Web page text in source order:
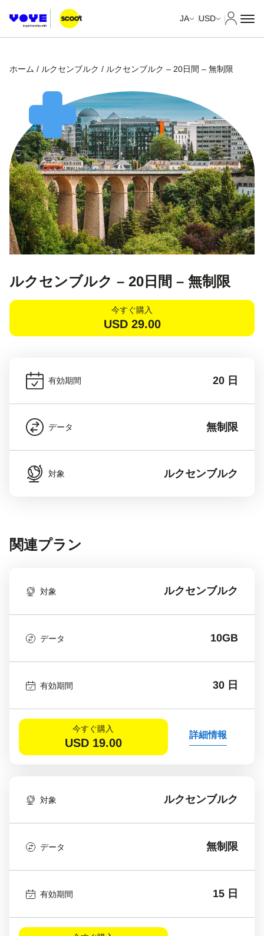
JA USD
ホーム / ルクセンブルク / ルクセンブルク – 20日間 – 無制限
ルクセンブルク – 20日間 – 無制限
今すぐ購入
USD 29.00
有効期間 20 日
データ 無制限
対象 ルクセンブルク
関連プラン
対象 ルクセンブルク
データ 10GB
有効期間 30 日
今すぐ購入
USD 19.00
詳細情報
対象 ルクセンブルク
データ 無制限
有効期間 15 日